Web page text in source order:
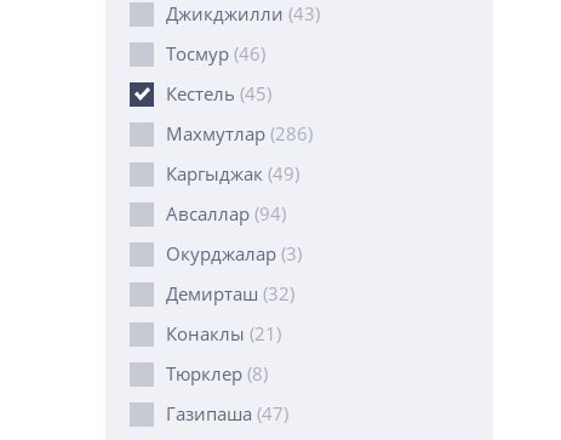
Джикджилли (43)
Тосмур (46)
Кестель (45)
Махмутлар (286)
Каргыджак (49)
Авсаллар (94)
Окурджалар (3)
Демирташ (32)
Конаклы (21)
Тюрклер (8)
Газипаша (47)